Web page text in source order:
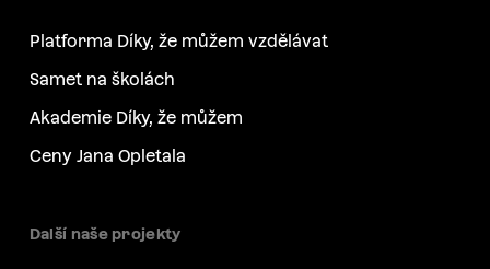
Platforma Díky, že můžem vzdělávat
Samet na školách
Akademie Díky, že můžem
Ceny Jana Opletala
Další naše projekty